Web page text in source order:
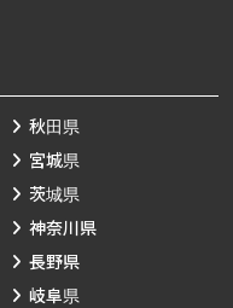
秋田県
宮城県
茨城県
神奈川県
長野県
岐阜県